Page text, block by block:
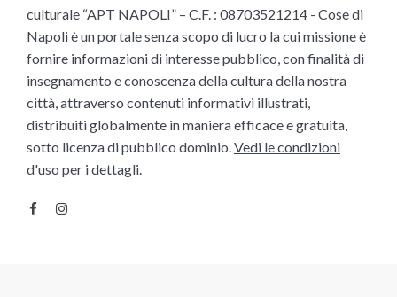
culturale “APT NAPOLI” – C.F. : 08703521214 - Cose di
Napoli è un portale senza scopo di lucro la cui missione è
fornire informazioni di interesse pubblico, con finalità di
insegnamento e conoscenza della cultura della nostra
città, attraverso contenuti informativi illustrati,
distribuiti globalmente in maniera efficace e gratuita,
sotto licenza di pubblico dominio.Vedi le condizioni
d'uso per i dettagli.